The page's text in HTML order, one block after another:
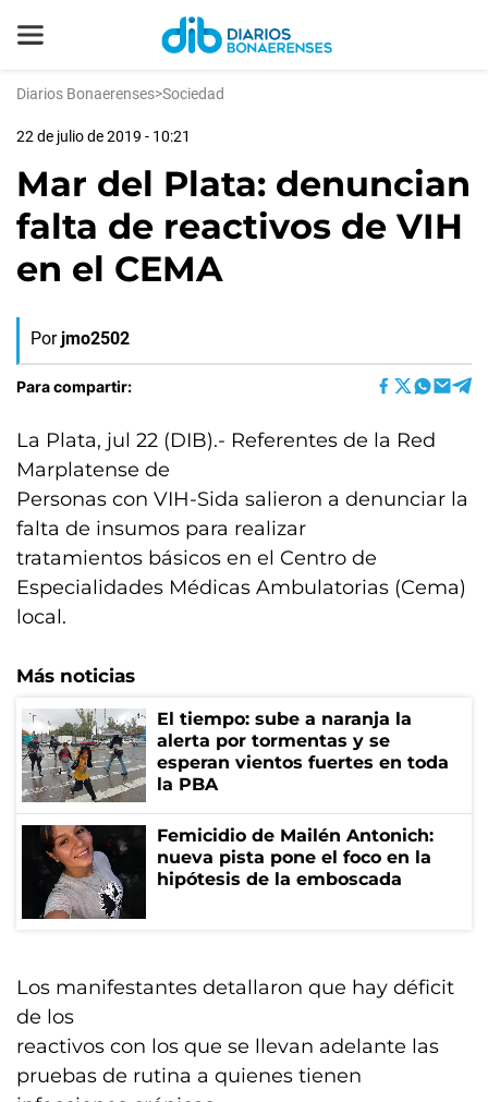
Diarios Bonaerenses>Sociedad
22 de julio de 2019 - 10:21
Mar del Plata: denuncian
falta de reactivos de VIH
en el CEMA
Por jmo2502
Para compartir:
La Plata, jul 22 (DIB).- Referentes de la Red
Marplatense de
Personas con VIH-Sida salieron a denunciar la
falta de insumos para realizar
tratamientos básicos en el Centro de
Especialidades Médicas Ambulatorias (Cema)
local.
Más noticias
El tiempo: sube a naranja la
alerta por tormentas y se
esperan vientos fuertes en toda
la PBA
Femicidio de Mailén Antonich:
nueva pista pone el foco en la
hipótesis de la emboscada
Los manifestantes detallaron que hay déficit
de los
reactivos con los que se llevan adelante las
pruebas de rutina a quienes tienen